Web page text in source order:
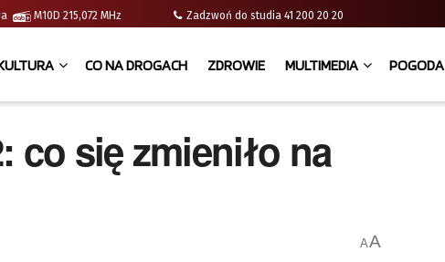
M10D 215,072 MHz Zadzwoń do studia 41 200 20 20
CO NA DROGACH ZDROWIE MULTIMEDIA POGODA
co się zmieniło na
AA